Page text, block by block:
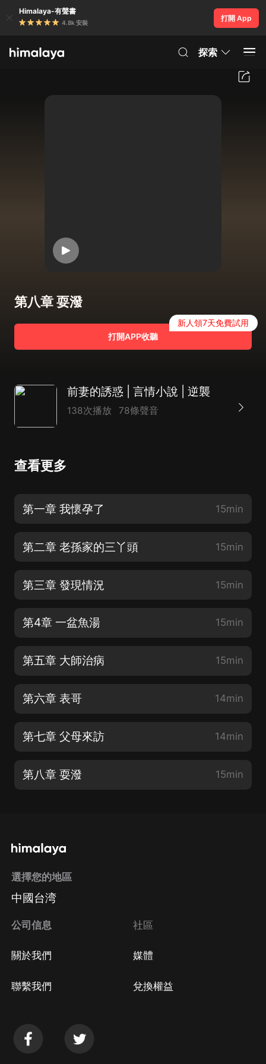
Himalaya-有聲書
4.8k 安裝
打開 App
探索
第八章 耍潑
打開APP收聽
新人領7天免費試用
前妻的誘惑 | 言情小說 | 逆襲
138次播放 78條聲音
查看更多
第一章 我懷孕了 15min
第二章 老孫家的三丫頭 15min
第三章 發現情況 15min
第4章 一盆魚湯 15min
第五章 大師治病 15min
第六章 表哥 14min
第七章 父母來訪 14min
第八章 耍潑 15min
選擇您的地區
中國台湾
公司信息
關於我們
聯繫我們
社區
媒體
兌換權益